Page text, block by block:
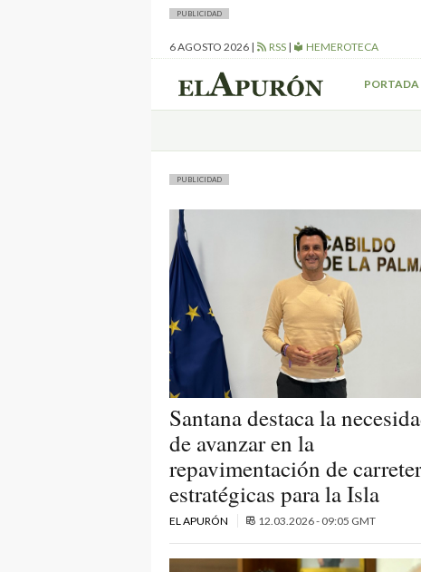
PUBLICIDAD
6 AGOSTO 2026 | RSS | HEMEROTECA
PORTADA
PUBLICIDAD
Santana destaca la
de avanzar en la
repavimentación de
estratégicas para la Isla
EL APURÓN 12.03.2026 - 09:05 GMT